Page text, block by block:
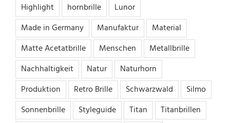
Highlight
hornbrille
Lunor
Made in Germany
Manufaktur
Material
Matte Acetatbrille
Menschen
Metallbrille
Nachhaltigkeit
Natur
Naturhorn
Produktion
Retro Brille Schwarzwald
Silmo
Sonnenbrille
Styleguide Titan
Titanbrillen